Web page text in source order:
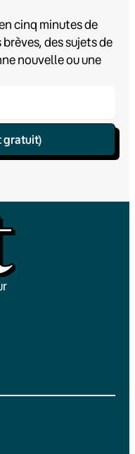
cinq minutes de
des sujets de
nouvelle ou une
gratuit)